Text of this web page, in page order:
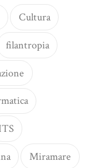
Cultura
filantropia
Miramare